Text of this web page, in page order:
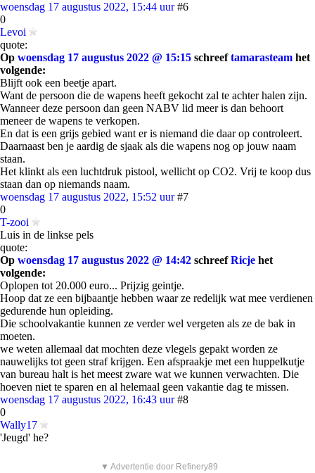
woensdag 17 augustus 2022, 15:44 uur #6
0
Levoi
quote:
Op woensdag 17 augustus 2022 @ 15:15 schreeftamarasteam het
volgende:
Blijft ook een beetje apart.
Want de persoon die de wapens heeft gekocht zal te achter halen zijn.
Wanneer deze persoon dan geen NABV lid meer is dan behoort
meneer de wapens te verkopen.
En dat is een grijs gebied want er is niemand die daar op controleert.
Daarnaast ben je aardig de sjaak als die wapens nog op jouw naam
staan.
Het klinkt als een luchtdruk pistool, wellicht op CO2. Vrij te koop dus
staan dan op niemands naam.
woensdag 17 augustus 2022, 15:52 uur #7
0
T-zooi
Luis in de linkse pels
quote:
Op woensdag 17 augustus 2022 @ 14:42 schreefRicje het
volgende:
Oplopen tot 20.000 euro... Prijzig geintje.
Hoop dat ze een bijbaantje hebben waar ze redelijk wat mee verdienen
gedurende hun opleiding.
Die schoolvakantie kunnen ze verder wel vergeten als ze de bak in
moeten.
we weten allemaal dat mochten deze vlegels gepakt worden ze
nauwelijks tot geen straf krijgen. Een afspraakje met een huppelkutje
van bureau halt is het meest zware wat we kunnen verwachten. Die
hoeven niet te sparen en al helemaal geen vakantie dag te missen.
woensdag 17 augustus 2022, 16:43 uur #8
0
Wally17
'Jeugd' he?
▼ Advertentie door Refinery89